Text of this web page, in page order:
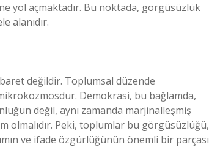
yol açmaktadır. Bu noktada, görgüsüzlük
alanıdır.
değildir. Toplumsal düzende
Demokrasi, bu bağlamda,
değil, aynı zamanda marjinalleşmiş
olmalıdır. Peki, toplumlar bu görgüsüzlüğü,
ve ifade özgürlüğünün önemli bir parçası